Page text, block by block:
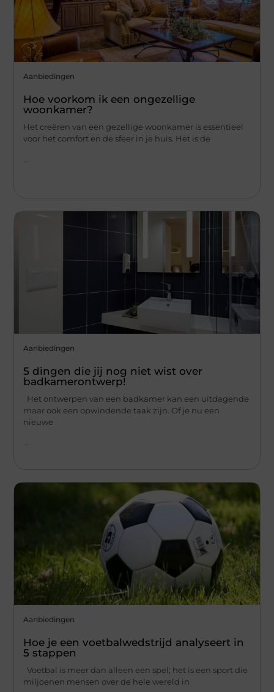
Aanbiedingen
Hoe voorkom ik een ongezellige
woonkamer?
Het creëren van een gezellige woonkamer is essentieel
voor het comfort en de sfeer in je huis. Het is de
Aanbiedingen
5 dingen die jij nog niet wist over
badkamerontwerp!
Het ontwerpen van een badkamer kan een uitdagende
maar ook een opwindende taak zijn. Of je nu een
nieuwe
Aanbiedingen
Hoe je een voetbalwedstrijd analyseert in
5 stappen
Voetbal is meer dan alleen een spel; het is een sport die
miljoenen mensen over de hele wereld in